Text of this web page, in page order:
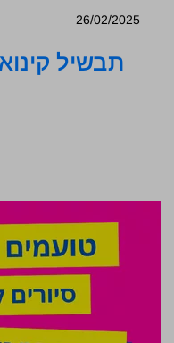
26/02/2025
תבשיל